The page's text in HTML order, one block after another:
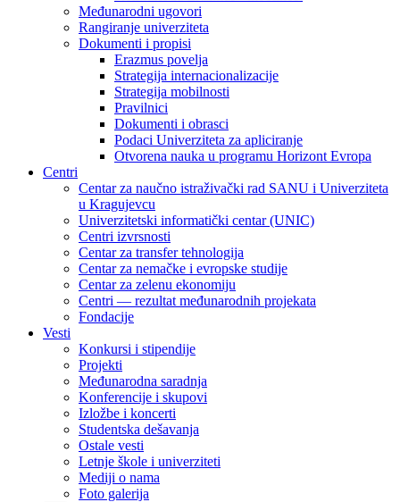
Međunarodni ugovori
Rangiranje univerziteta
Dokumenti i propisi
Erazmus povelja
Strategija internacionalizacije
Strategija mobilnosti
Pravilnici
Dokumenti i obrasci
Podaci Univerziteta za apliciranje
Otvorena nauka u programu Horizont Evropa
Centri
Centar za naučno istraživački rad SANU i Univerziteta
u Kragujevcu
Univerzitetski informatički centar (UNIC)
Centri izvrsnosti
Centar za transfer tehnologija
Centar za nemačke i evropske studije
Centar za zelenu ekonomiju
Centri — rezultat međunarodnih projekata
Fondacije
Vesti
Konkursi i stipendije
Projekti
Međunarodna saradnja
Konferencije i skupovi
Izložbe i koncerti
Studentska dešavanja
Ostale vesti
Letnje škole i univerziteti
Mediji o nama
Foto galerija